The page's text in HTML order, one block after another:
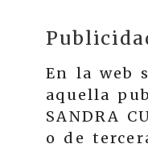
En la web
aquella
SANDRA
o de